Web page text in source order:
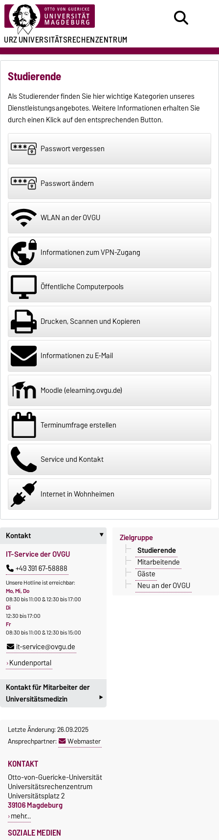
URZUNIVERSITÄTSRECHENZENTRUM
Studierende
Als Studierender finden Sie hier wichtige Kategorien unseres
Dienstleistungsangebotes. Weitere Informationen erhalten Sie
durch einen Klick auf den entsprechenden Button.
Passwort vergessen
Passwort ändern
WLAN an der OVGU
Informationen zum VPN-Zugang
Öffentliche Computerpools
Drucken, Scannen und Kopieren
Informationen zu E-Mail
Moodle (elearning.ovgu.de)
Terminumfrage erstellen
Service und Kontakt
Internet in Wohnheimen
Kontakt ‣
IT-Service der OVGU
+49 391 67-58888
Unsere Hotline ist erreichbar:
Mo, Mi, Do
08:30 bis 11:00 & 12:30 bis 17:00
Di
12:30 bis 17:00
Fr
08:30 bis 11:00 & 12:30 bis 15:00
it-service@ovgu.de
Kundenportal
Kontakt für Mitarbeiter der
Universitätsmedizin
‣
Mitarbeiter der
Universitätsmedizin nutzen
dieser Seite
Zielgruppe
Studierende
Mitarbeitende
Gäste
Neu an der OVGU
Letzte Änderung: 26.09.2025
Ansprechpartner:
Webmaster
SOZIALE MEDIEN
KONTAKT
Otto-von-Guericke-Universität
Universitätsrechenzentrum
Universitätsplatz 2
39106 Magdeburg
mehr…